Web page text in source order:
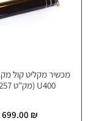
U400 (מק"ט PR-257)
699.00 ₪